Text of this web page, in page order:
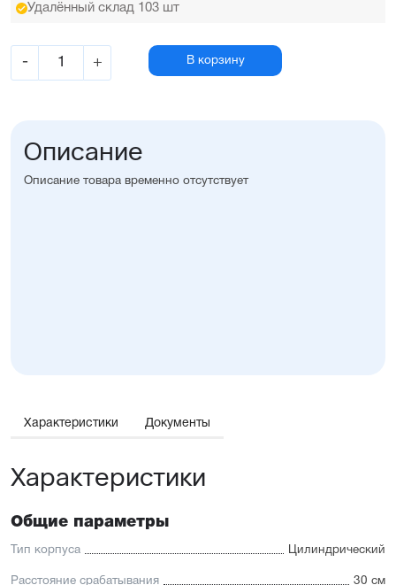
Удалённый склад 103 шт
- + В корзину
Описание
Описание товара временно отсутствует
Характеристики Документы
Характеристики
Общие параметры
Тип корпуса Цилиндрический
Расстояние срабатывания 30 см